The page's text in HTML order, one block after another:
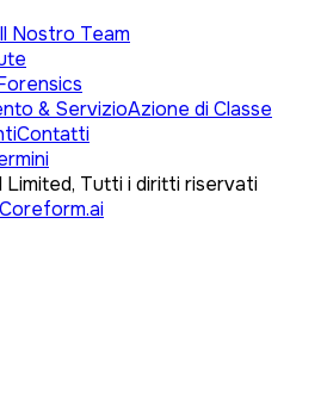
Il Nostro Team
& ServizioAzione di Classe
Contatti
Limited, Tutti i diritti riservati
Coreform.ai